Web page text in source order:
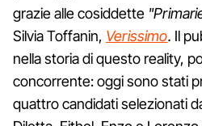
grazie alle cosiddette
Silvia Toffanin, Verissimo. Il
nella storia di questo reality,
concorrente: oggi sono stati
quattro candidati selezionati